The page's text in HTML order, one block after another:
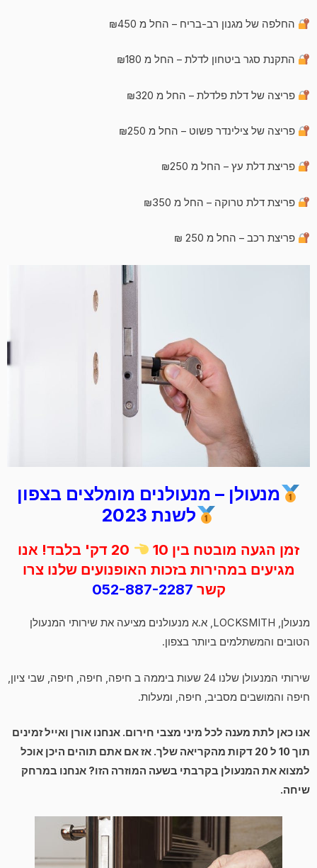
החלפה של מגנון רב-בריח – החל מ ₪450
התקנת סגר ביטחון לדלת – החל מ ₪180
פריצה של דלת פלדלת – החל מ ₪320
פריצה של צילינדר פשוט – החל מ ₪250
פריצת דלת עץ – החל מ ₪250
פריצת דלת טרוקה – החל מ ₪350
פריצת רכב – החל מ 250 ₪
מנעולן – מנעולנים מומלצים בצפון
לשנת 2023
זמן הגעה מובטח בין 10
20 דק' בלבד! אנו
מגיעים במהירות בזכות האופנועים שלנו צרו
קשר 052-887-2287
מנעולן, LOCKSMITH, א.א מנעולנים מציעה את שירותי המנעולן
הטובים והמשתלמים ביותר בצפון.
שירותי המנעולן שלנו 24 שעות ביממה ב חיפה, חיפה, חיפה, שבי ציון,
חיפה והמושבים מסביב, חיפה, ומעלות.
אנו כאן לתת מענה לכל מיני מצבי חירום. אנחנו אורן ואייל זמינים
תוך 10 ל 20 דקות מהקריאה שלך. אז אם אתם תוהים היכן אוכל
למצוא את המנעולן בקרבתי בשעה המוזרה הזו? אנחנו במרחק
שיחה.